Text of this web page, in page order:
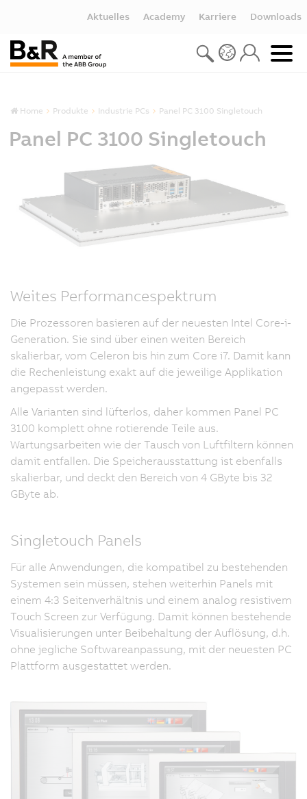
Aktuelles Academy Karriere Downloads
Home Produkte Industrie PCs Panel PC 3100 Singletouch
Panel PC 3100 Singletouch
Weites Performancespektrum
Die Prozessoren basieren auf der neuesten Intel Core-i-
Generation. Sie sind über einen weiten Bereich
skalierbar, vom Celeron bis hin zum Core i7. Damit kann
die Rechenleistung exakt auf die jeweilige Applikation
angepasst werden.
Alle Varianten sind lüfterlos, daher kommen Panel PC
3100 komplett ohne rotierende Teile aus.
Wartungsarbeiten wie der Tausch von Luftfiltern können
damit entfallen. Die Speicherausstattung ist ebenfalls
skalierbar, und deckt den Bereich von 4 GByte bis 32
GByte ab.
Singletouch Panels
Für alle Anwendungen, die kompatibel zu bestehenden
Systemen sein müssen, stehen weiterhin Panels mit
einem 4:3 Seitenverhältnis und einem analog resistivem
Touch Screen zur Verfügung. Damit können bestehende
Visualisierungen unter Beibehaltung der Auflösung, d.h.
ohne jegliche Softwareanpassung, mit der neuesten PC
Plattform ausgestattet werden.